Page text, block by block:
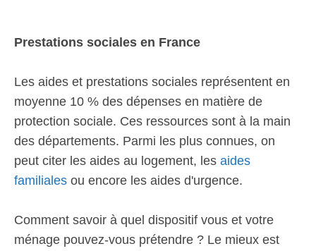
Prestations sociales en France
Les aides et prestations sociales représentent en
moyenne 10 % des dépenses en matière de
protection sociale. Ces ressources sont à la main
des départements. Parmi les plus connues, on
peut citer les aides au logement, les aides
familiales ou encore les aides d'urgence.
Comment savoir à quel dispositif vous et votre
ménage pouvez-vous prétendre ? Le mieux est